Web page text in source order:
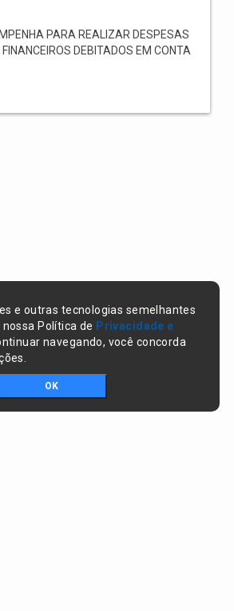
PARA REALIZAR DESPESAS
DEBITADOS EM CONTA
e outras tecnologias semelhantes
Política de Privacidade e
navegando, você concorda
OK